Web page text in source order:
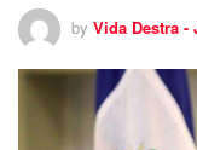
by Vida Destra